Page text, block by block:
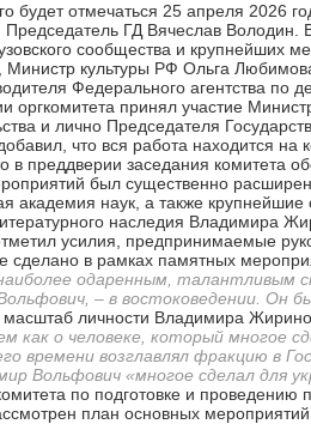
будет отмечаться 25 апреля 2026
Председатель ГД Вячеслав
сообщества и крупнейших
Министр культуры РФ Ольга
Федерального агентства
оргкомитета принял участие
и лично Председателя
что вся работа находится
преддверии заседания комитета
был существенно
академия наук, а также
наследия Владимира
усилия, предпринимаемые
сделано в рамках памятных
одаренным, талантливым
– в востоковедении. Он
личности Владимира
о человеке, который многое
времени возглавлял фракцию в
Вольфович «многое сделал для
по подготовке и
план основных мероприятий.